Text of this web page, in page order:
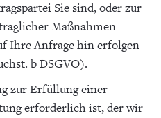
Sie sind, oder zur
Maßnahmen
Ihre Anfrage hin erfolgen
b DSGVO).
zur Erfüllung einer
erforderlich ist, der wir